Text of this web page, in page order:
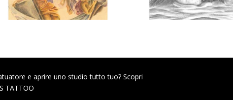
e aprire uno studio tutto tuo? Scopri
TATTOO